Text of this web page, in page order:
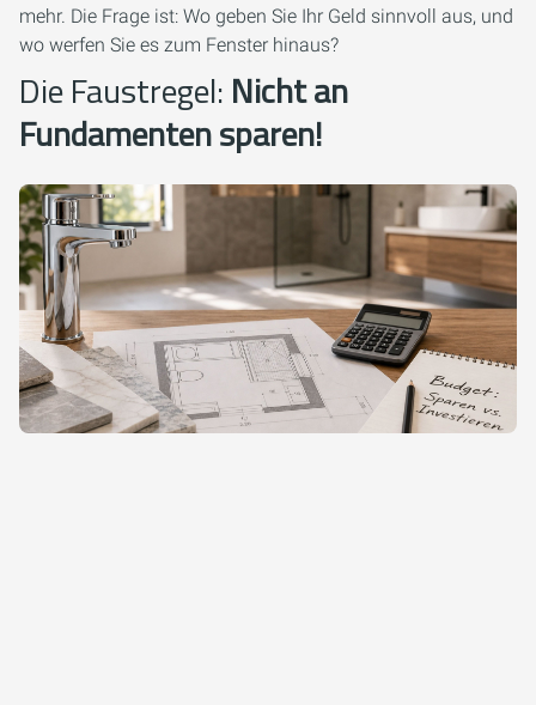
mehr. Die Frage ist: Wo geben Sie Ihr Geld sinnvoll aus, und
wo werfen Sie es zum Fenster hinaus?
Die Faustregel: Nicht an
Fundamenten sparen!